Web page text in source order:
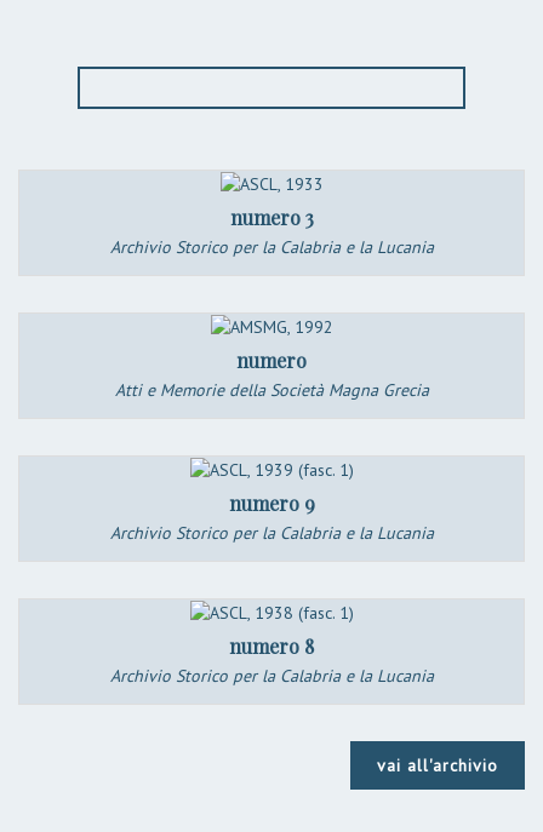
numero 3
Archivio Storico per la Calabria e la Lucania
numero
Atti e Memorie della Società Magna Grecia
numero 9
Archivio Storico per la Calabria e la Lucania
numero 8
Archivio Storico per la Calabria e la Lucania
vai all'archivio